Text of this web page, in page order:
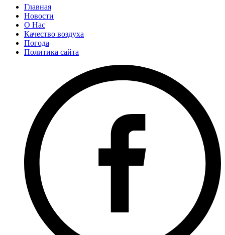
Главная
Новости
О Нас
Качество воздуха
Погода
Политика сайта